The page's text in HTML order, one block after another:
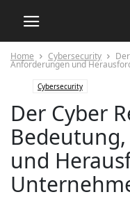
Home Cybersecurity
Anforderungen und
Cybersecurity
Der Cyber
und